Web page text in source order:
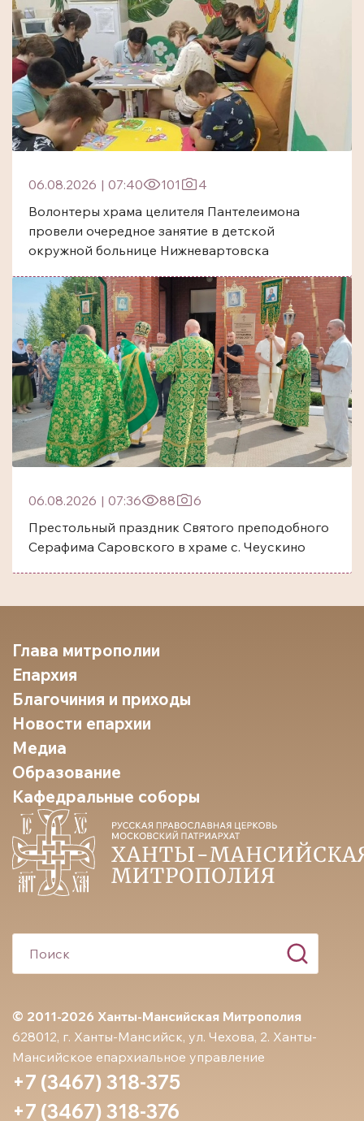
06.08.2026 | 07:40 101
4
Волонтеры храма целителя Пантелеимона
провели очередное занятие в детской
окружной больнице Нижневартовска
06.08.2026 | 07:36 88
6
Престольный праздник Святого преподобного
Серафима Саровского в храме с. Чеускино
© 2011-2026 Ханты-Мансийская Митрополия
628012, г. Ханты-Мансийск, ул. Чехова, 2. Ханты-
Мансийское епархиальное управление
+7 (3467) 318-375
+7 (3467) 318-376
Глава митрополии
Епархия
Благочиния и приходы
Новости епархии
Медиа
Образование
Кафедральные соборы